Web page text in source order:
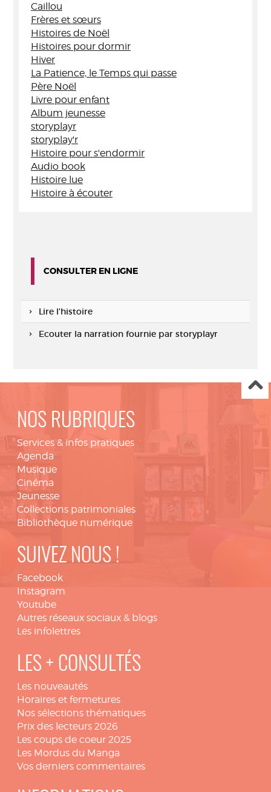
Caillou
Frères et sœurs
Histoires de Noël
Histoires pour dormir
Hiver
La Patience, le Temps qui passe
Père Noël
Livre pour enfant
Album jeunesse
storyplayr
storyplay'r
Histoire pour s'endormir
Audio book
Histoire lue
Histoire à écouter
CONSULTER EN LIGNE
Lire l'histoire
Ecouter la narration fournie par storyplayr
NOS RUBRIQUES
Services & infos pratiques
Agenda
Musique
Cinéma
Jeunesse
Collections patrimoniales
Bibliothèque numérique
SUIVEZ NOUS !
Facebook
Instagram
Youtube
Autres réseaux sociaux & blogs
Les infolettres
LES + CONSULTÉS
Les nouveautés
Horaires et fermetures
Nos sélections thématiques
Prix des lecteurs 2026
Les coups de coeur 2025
Les Mordus du Manga
Vos derniers commentaires